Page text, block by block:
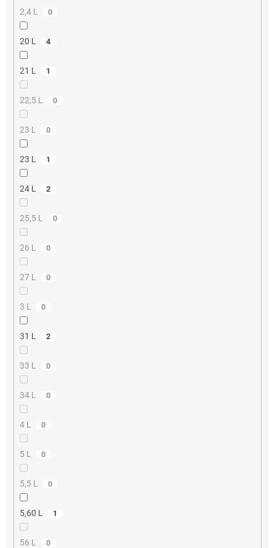
2,4 L 0
20 L 4
21 L 1
22,5 L 0
23 L 0
23 L 1
24 L 2
25,5 L 0
26 L 0
27 L 0
3 L 0
31 L 2
33 L 0
34 L 0
4 L 0
5 L 0
5,5 L 0
5,60 L 1
56 L 0